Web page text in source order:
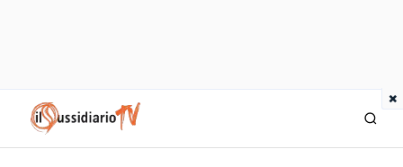
×
IlSussidiario TV